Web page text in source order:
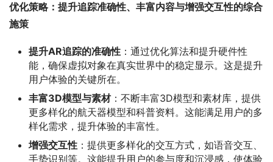
优化策略：提升追踪准确性、丰富内容与增强交互性的综合
施策
提升AR追踪的准确性 ：通过优化算法和提升硬件性
能，确保虚拟对象在真实世界中的稳定显示。这是提升
用户体验的关键所在。
丰富3D模型与素材：不断丰富3D模型和素材库，提供
更多样化的航天器模型和科普资料。这能满足用户的多
样化需求，提升体验的丰富性。
增强交互性 ：提供更多样化的交互方式，如语音交互、
手势识别等。这能提升用户的参与度和沉浸感，使体验